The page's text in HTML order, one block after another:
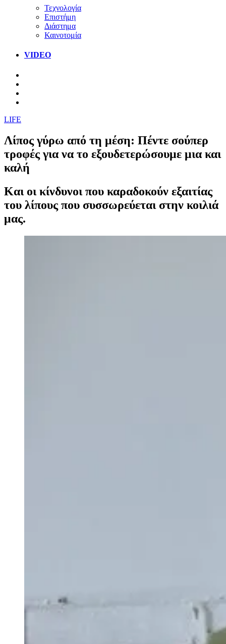
Τεχνολογία
Επιστήμη
Διάστημα
Καινοτομία
VIDEO
LIFE
Λίπος γύρω από τη μέση: Πέντε σούπερ
τροφές για να το εξουδετερώσουμε μια και
καλή
Και οι κίνδυνοι που καραδοκούν εξαιτίας
του λίπους που συσσωρεύεται στην κοιλιά
μας.